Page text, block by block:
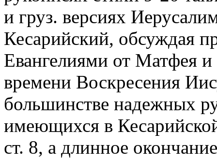
и груз. версиях
Кесарийский, обсуждая
Евангелиями от Матфея
времени Воскресения
большинстве надежных
имеющихся в
ст. 8, а длинное